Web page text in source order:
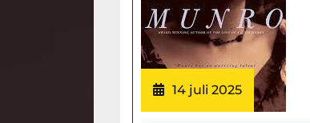
14 juli 2025